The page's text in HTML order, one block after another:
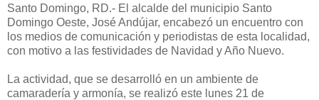
Santo Domingo, RD.- El alcalde del municipio Santo
Domingo Oeste, José Andújar, encabezó un encuentro con
los medios de comunicación y periodistas de esta localidad,
con motivo a las festividades de Navidad y Año Nuevo.
La actividad, que se desarrolló en un ambiente de
camaradería y armonía, se realizó este lunes 21 de